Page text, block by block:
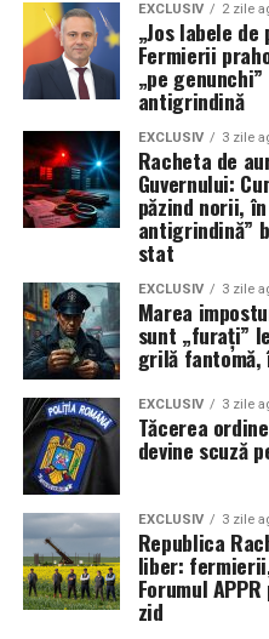
EXCLUSIV 2 zile
„Jos labele
Fermierii
„pe
antigrindină
EXCLUSIV 3 zile
Racheta de
Guvernului:
păzind norii,
antigrindină”
stat
EXCLUSIV 3 zile
Marea
sunt „furați”
grilă fantomă,
EXCLUSIV 3 zile
Tăcerea
devine scuză
EXCLUSIV 3 zile
Republica
liber:
Forumul
zid